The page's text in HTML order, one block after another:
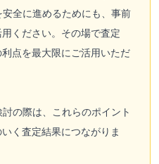
全に進めるためにも、事前
ください。その場で査定
点を最大限にご活用いただ
の際は、これらのポイント
く査定結果につながりま